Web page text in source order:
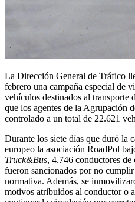
La Dirección General de Tráfico
febrero una campaña especial de
vehículos destinados al transporte
que los agentes de la Agrupación
controlado a un total de 22.621
Durante los siete días que duró la
europeo la asociación RoadPol
Truck&Bus, 4.746 conductores de
fueron sancionados por no
normativa. Además, se
motivos atribuidos al conductor o